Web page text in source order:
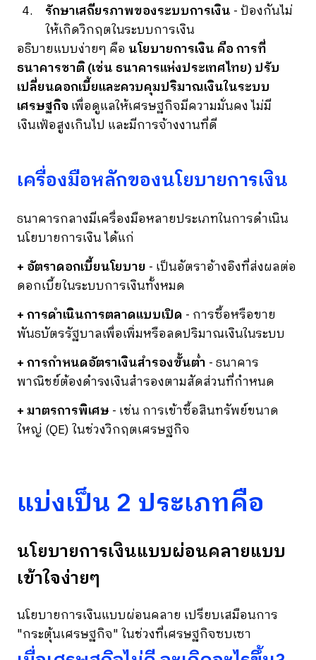
รักษาเสถียรภาพของระบบการเงิน - ป้องกันไม่
ให้เกิดวิกฤตในระบบการเงิน
อธิบายแบบง่ายๆ คือ นโยบายการเงิน คือ การที่
ธนาคารชาติ (เช่น ธนาคารแห่งประเทศไทย) ปรับ
เปลี่ยนดอกเบี้ยและควบคุมปริมาณเงินในระบบ
เศรษฐกิจ เพื่อดูแลให้เศรษฐกิจมีความมั่นคง ไม่มี
เงินเฟ้อสูงเกินไป และมีการจ้างงานที่ดี
เครื่องมือหลักของนโยบายการเงิน
ธนาคารกลางมีเครื่องมือหลายประเภทในการดำเนิน
นโยบายการเงิน ได้แก่
+ อัตราดอกเบี้ยนโยบาย - เป็นอัตราอ้างอิงที่ส่งผลต่อ
ดอกเบี้ยในระบบการเงินทั้งหมด
+ การดำเนินการตลาดแบบเปิด - การซื้อหรือขาย
พันธบัตรรัฐบาลเพื่อเพิ่มหรือลดปริมาณเงินในระบบ
+ การกำหนดอัตราเงินสำรองขั้นต่ำ - ธนาคาร
พาณิชย์ต้องดำรงเงินสำรองตามสัดส่วนที่กำหนด
+ มาตรการพิเศษ - เช่น การเข้าซื้อสินทรัพย์ขนาด
ใหญ่ (QE) ในช่วงวิกฤตเศรษฐกิจ
แบ่งเป็น 2 ประเภทคือ
นโยบายการเงินแบบผ่อนคลายแบบ
เข้าใจง่ายๆ
นโยบายการเงินแบบผ่อนคลาย เปรียบเสมือนการ
"กระตุ้นเศรษฐกิจ" ในช่วงที่เศรษฐกิจซบเซา